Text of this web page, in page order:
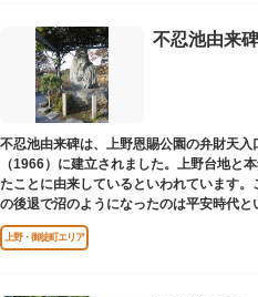
不忍池由来碑
不忍池由来碑は、上野恩賜公園の弁財天
（1966）に建立されました。上野台地と
たことに由来しているといわれています
の後退で沼のようになったのは平安時代と
上野・御徒町エリア